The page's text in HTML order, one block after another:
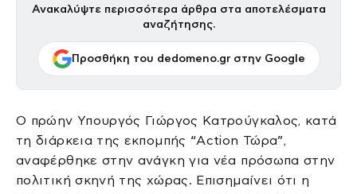
Ανακαλύψτε περισσότερα άρθρα στα αποτελέσματα
αναζήτησης.
Προσθήκη του dedomeno.gr στην Google
Ο πρώην Υπουργός Γιώργος Κατρούγκαλος, κατά
τη διάρκεια της εκπομπής “Action Τώρα”,
αναφέρθηκε στην ανάγκη για νέα πρόσωπα στην
πολιτική σκηνή της χώρας. Επισημαίνει ότι η